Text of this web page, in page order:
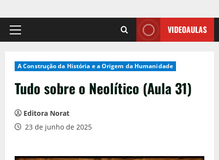
Primary
VIDEOAULAS
A Construção da História e a Origem da Humanidade
Tudo sobre o Neolítico (Aula 31)
Editora Norat
23 de junho de 2025